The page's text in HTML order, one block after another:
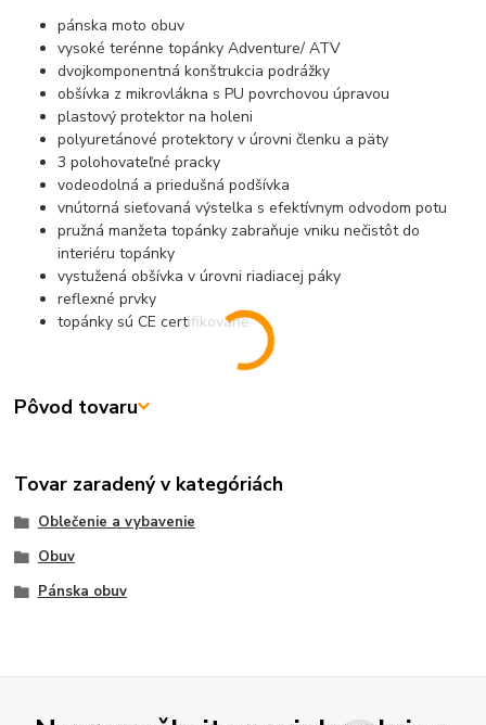
pánska moto obuv
vysoké terénne topánky Adventure/ ATV
dvojkomponentná konštrukcia podrážky
obšívka z mikrovlákna s PU povrchovou úpravou
plastový protektor na holeni
polyuretánové protektory v úrovni členku a päty
3 polohovateľné pracky
vodeodolná a priedušná podšívka
vnútorná sieťovaná výstelka s efektívnym odvodom potu
pružná manžeta topánky zabraňuje vniku nečistôt do
interiéru topánky
vystužená obšívka v úrovni riadiacej páky
reflexné prvky
topánky sú CE certifikované
Pôvod tovaru
Tovar zaradený v kategóriách
Oblečenie a vybavenie
Obuv
Pánska obuv